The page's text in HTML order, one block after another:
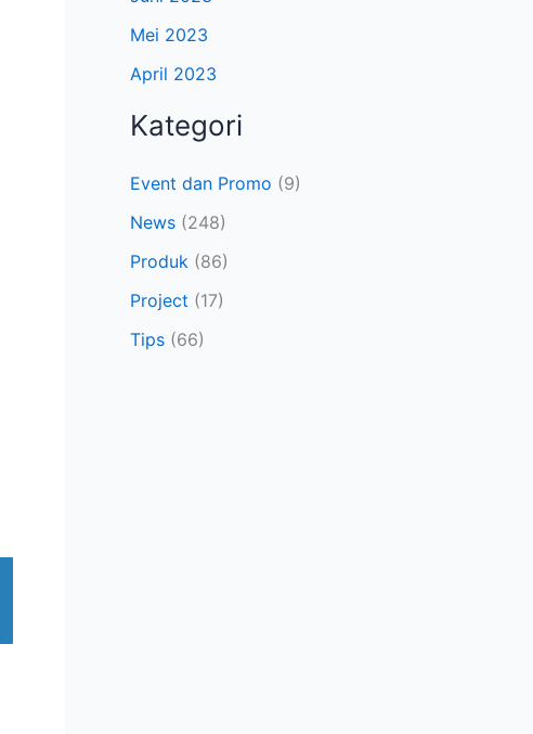
Mei 2023
April 2023
Kategori
Event dan Promo (9)
News (248)
Produk (86)
Project (17)
Tips (66)